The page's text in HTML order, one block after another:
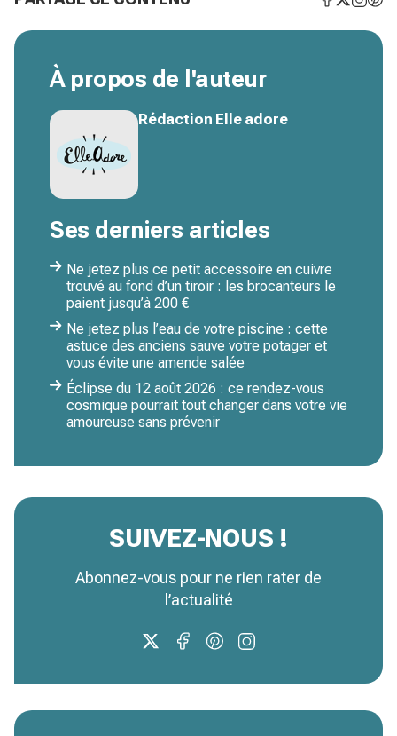
À propos de l'auteur
Rédaction Elle adore
Ses derniers articles
Ne jetez plus ce petit accessoire en cuivre
trouvé au fond d’un tiroir : les brocanteurs le
paient jusqu’à 200 €
Ne jetez plus l’eau de votre piscine : cette
astuce des anciens sauve votre potager et
vous évite une amende salée
Éclipse du 12 août 2026 : ce rendez-vous
cosmique pourrait tout changer dans votre vie
amoureuse sans prévenir
SUIVEZ-NOUS !
Abonnez-vous pour ne rien rater de
l’actualité